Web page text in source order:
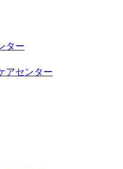
ター
アセンター